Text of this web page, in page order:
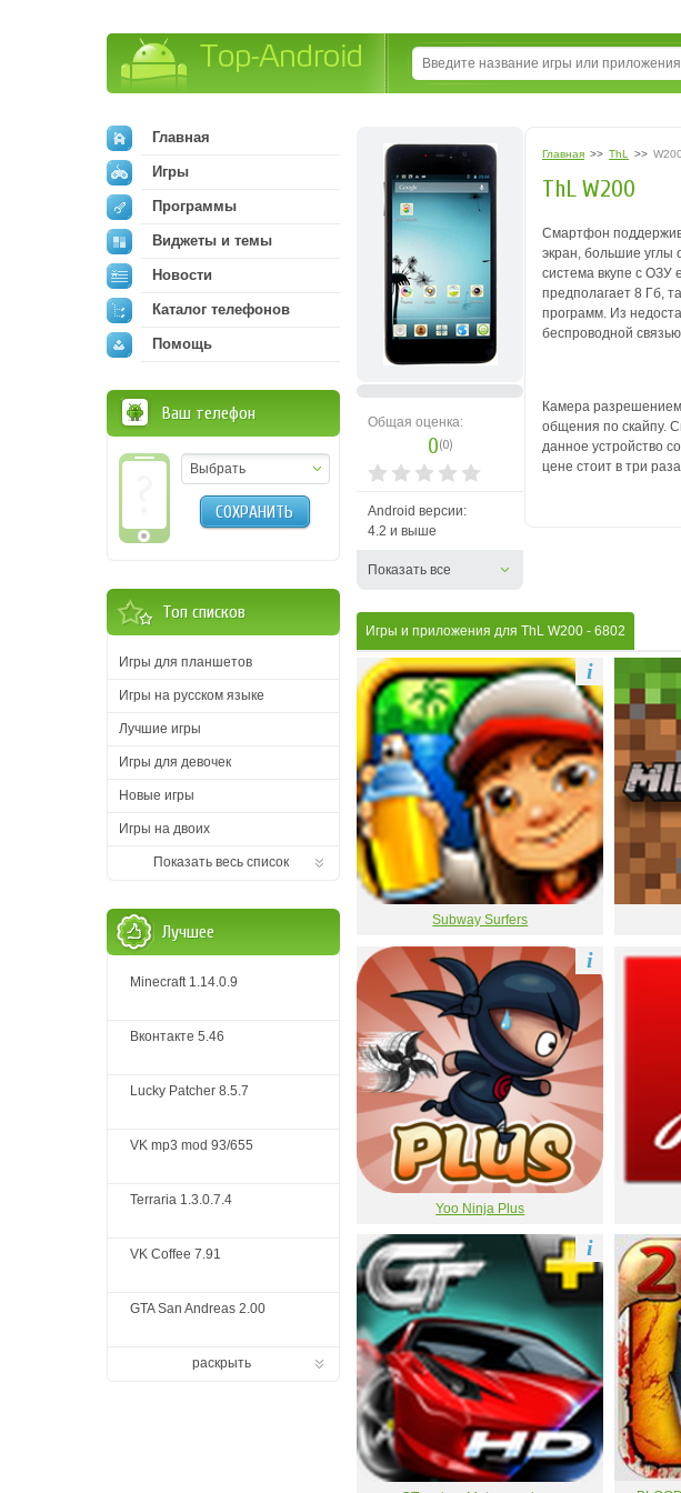
Общая оценка:
0(0)
Android версии:
4.2 и выше
Показать все
Главная >> ThL >> W200
ThL W200
Смартфон
экран, большие углы
система вкупе с ОЗУ
предполагает 8 Гб,
программ. Из
беспроводной
Камера
общения по скайпу.
данное устройство
цене стоит в три
Игры и приложения для ThL W200 - 6802
Subway Surfers
i
Yoo Ninja Plus
i
i
Главная
Игры
Программы
Виджеты и темы
Новости
Каталог телефонов
Помощь
Ваш телефон
Выбрать
СОХРАНИТЬ
Топ списков
Игры для планшетов
Игры на русском языке
Лучшие игры
Игры для девочек
Новые игры
Игры на двоих
Показать весь список
Лучшее
Minecraft 1.14.0.9
Вконтакте 5.46
Lucky Patcher 8.5.7
VK mp3 mod 93/655
Terraria 1.3.0.7.4
VK Coffee 7.91
GTA San Andreas 2.00
раскрыть